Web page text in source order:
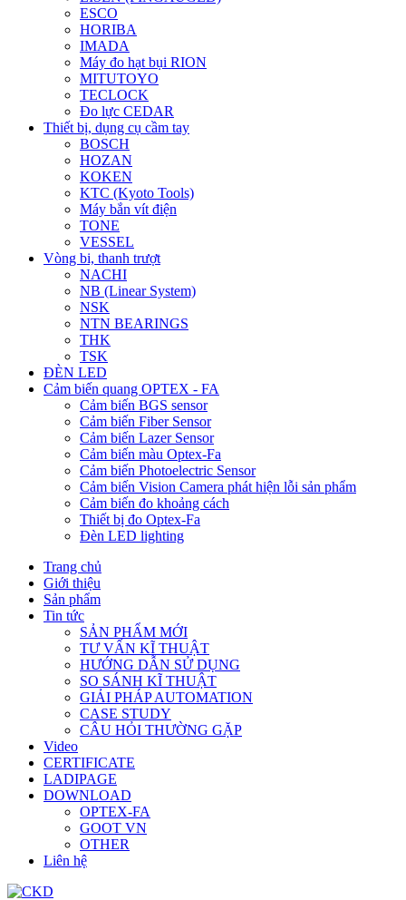
ESCO
HORIBA
IMADA
Máy đo hạt bụi RION
MITUTOYO
TECLOCK
Đo lực CEDAR
Thiết bị, dụng cụ cầm tay
BOSCH
HOZAN
KOKEN
KTC (Kyoto Tools)
Máy bắn vít điện
TONE
VESSEL
Vòng bi, thanh trượt
NACHI
NB (Linear System)
NSK
NTN BEARINGS
THK
TSK
ĐÈN LED
Cảm biến quang OPTEX - FA
Cảm biến BGS sensor
Cảm biến Fiber Sensor
Cảm biến Lazer Sensor
Cảm biến màu Optex-Fa
Cảm biến Photoelectric Sensor
Cảm biến Vision Camera phát hiện lỗi sản phẩm
Cảm biến đo khoảng cách
Thiết bị đo Optex-Fa
Đèn LED lighting
Trang chủ
Giới thiệu
Sản phẩm
Tin tức
SẢN PHẨM MỚI
TƯ VẤN KĨ THUẬT
HƯỚNG DẪN SỬ DỤNG
SO SÁNH KĨ THUẬT
GIẢI PHÁP AUTOMATION
CASE STUDY
CÂU HỎI THƯỜNG GẶP
Video
CERTIFICATE
LADIPAGE
DOWNLOAD
OPTEX-FA
GOOT VN
OTHER
Liên hệ